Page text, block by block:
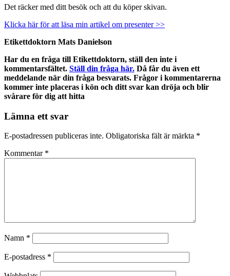
Det räcker med ditt besök och att du köper skivan.
Klicka här för att läsa min artikel om presenter >>
Etikettdoktorn Mats Danielson
Har du en fråga till Etikettdoktorn, ställ den inte i
kommentarsfältet. Ställ din fråga här. Då får du även ett
meddelande när din fråga besvarats. Frågor i kommentarerna
kommer inte placeras i kön och ditt svar kan dröja och blir
svårare för dig att hitta
Lämna ett svar
E-postadressen publiceras inte. Obligatoriska fält är märkta *
Kommentar *
Namn *
E-postadress *